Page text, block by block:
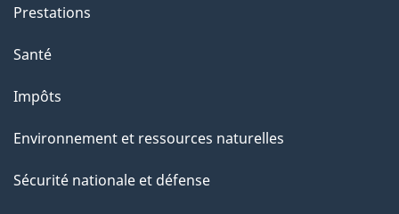
"
Prestations
Santé
Impôts
Environnement et ressources naturelles
Sécurité nationale et défense